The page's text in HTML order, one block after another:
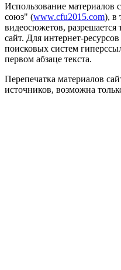
Использование
союз" (www.cfu2015.com), в
видеосюжетов,
сайт. Для интернет-
поисковых систем
первом абзаце текста.
Перепечатка материалов
источников, возможна